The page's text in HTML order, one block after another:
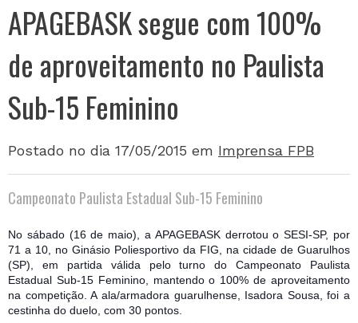
APAGEBASK segue com 100%
de aproveitamento no Paulista
Sub-15 Feminino
Postado no dia 17/05/2015 em Imprensa FPB
Campeonato Paulista Estadual Sub-15 Feminino
No sábado (16 de maio), a APAGEBASK derrotou o SESI-SP, por
71 a 10, no Ginásio Poliesportivo da FIG, na cidade de Guarulhos
(SP), em partida válida pelo turno do Campeonato Paulista
Estadual Sub-15 Feminino, mantendo o 100% de aproveitamento
na competição. A ala/armadora guarulhense, Isadora Sousa, foi a
cestinha do duelo, com 30 pontos.